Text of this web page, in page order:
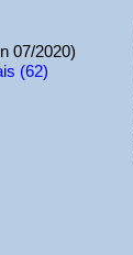
07/2020)
(62)